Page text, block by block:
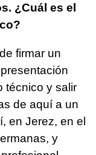
¿Cuál es el
firmar un
técnico y salir
de aquí a un
en Jerez, en el
y